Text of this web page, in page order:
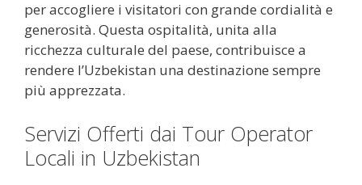
per accogliere i visitatori con grande cordialità e
generosità. Questa ospitalità, unita alla
ricchezza culturale del paese, contribuisce a
rendere l’Uzbekistan una destinazione sempre
più apprezzata.
Servizi Offerti dai Tour Operator
Locali in Uzbekistan